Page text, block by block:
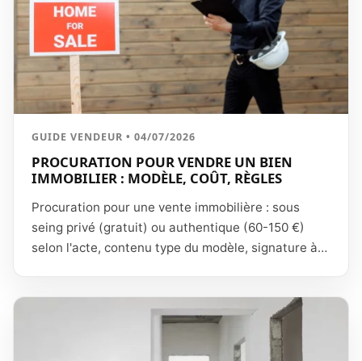
GUIDE VENDEUR • 04/07/2026
PROCURATION POUR VENDRE UN BIEN
IMMOBILIER : MODÈLE, COÛT, RÈGLES
Procuration pour une vente immobilière : sous
seing privé (gratuit) ou authentique (60-150 €)
selon l'acte, contenu type du modèle, signature à